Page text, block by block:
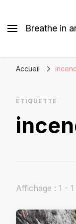
Breathe in
Accueil
ÉTIQUETTE
Affichage : 1 -